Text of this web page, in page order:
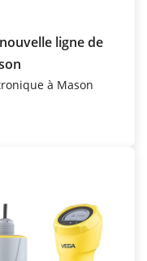
ligne de
à Mason